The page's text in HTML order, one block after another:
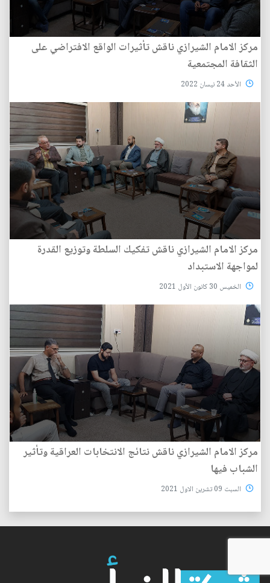
مركز الامام الشيرازي ناقش تأثيرات الواقع الافتراضي على
الثقافة المجتمعية
الأحد 24 نيسان 2022
مركز الامام الشيرازي ناقش تفكيك السلطة وتوزيع القدرة
لمواجهة الاستبداد
الخميس 30 كانون الأول 2021
مركز الامام الشيرازي ناقش نتائج الانتخابات العراقية وتأثير
الشباب فيها
السبت 09 تشرين الاول 2021